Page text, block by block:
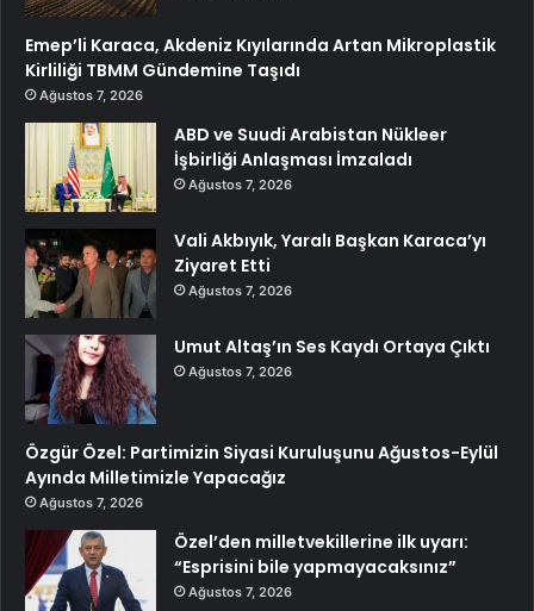
Emep’li Karaca, Akdeniz Kıyılarında Artan Mikroplastik
Kirliliği TBMM Gündemine Taşıdı
Ağustos 7, 2026
ABD ve Suudi Arabistan Nükleer
İşbirliği Anlaşması İmzaladı
Ağustos 7, 2026
Vali Akbıyık, Yaralı Başkan Karaca’yı
Ziyaret Etti
Ağustos 7, 2026
Umut Altaş’ın Ses Kaydı Ortaya Çıktı
Ağustos 7, 2026
Özgür Özel: Partimizin Siyasi Kuruluşunu Ağustos-Eylül
Ayında Milletimizle Yapacağız
Ağustos 7, 2026
Özel’den milletvekillerine ilk uyarı:
“Esprisini bile yapmayacaksınız”
Ağustos 7, 2026